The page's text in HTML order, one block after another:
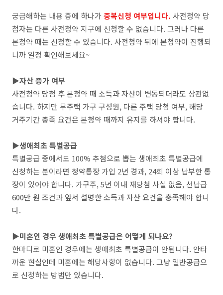
궁금해하는 내용 중에 하나가중복신청 여부입니다. 사전청약 당
첨자는 다른 사전청약 지구에 신청할 수 없습니다. 그러나 다른
본청약 때는 신청할 수 있습니다. 사전청약 뒤에 본청약이 진행되
니까 일정 확인해보세요~
▶자산 증가 여부
사전청약 당첨 후 본청약 때 소득과 자산이 변동되더라도 상관없
습니다. 하지만 무주택 가구 구성원, 다른 주택 당첨 여부, 해당
거주기간 충족 요건은 본청약 때까지 유지를 하셔야 합니다.
▶생애최초 특별공급
특별공급 중에서도 100% 추첨으로 뽑는 생애최초 특별공급에
신청하는 분이라면 청약통장 가입 2년 경과, 24회 이상 납부한 통
장이 있어야 합니다. 가구주, 5년 이내 재당첨 사실 없음, 선납급
600만 원 조건과 앞서 설명한 소득과 자산 요건을 충족해야 합니
다.
▶미혼인 경우 생애최초 특별공급은 어떻게 되나요?
한마디로 미혼인 경우에는 생애최초 특별공급이 안됩니다. 안타
까운 현실인데 미혼에는 해당사항이 없습니다. 그냥 일반공급으
로 신청하는 방법만 있습니다.